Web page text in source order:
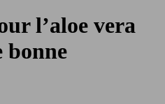
l’aloe vera